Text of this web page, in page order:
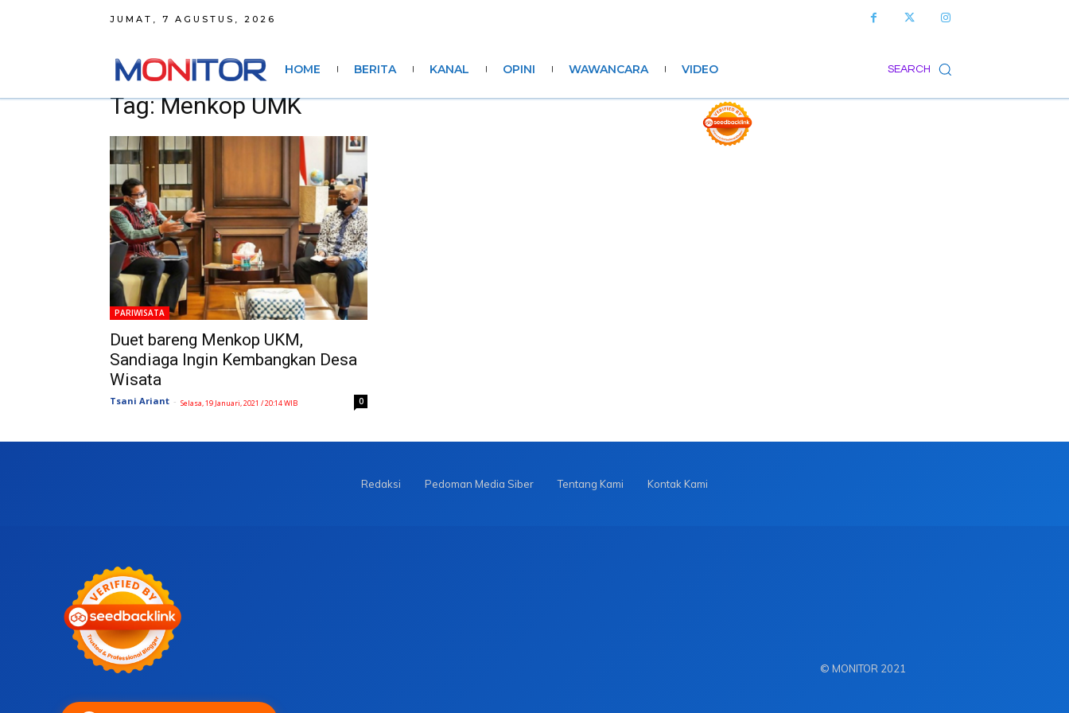
JUMAT, 7 AGUSTUS, 2026
SEARCH
HOME BERITA KANAL OPINI WAWANCARA VIDEO
Tag: Menkop UMK
PARIWISATA
Duet bareng Menkop UKM,
Sandiaga Ingin Kembangkan Desa
Wisata
Tsani Ariant - Selasa, 19 Januari, 2021 / 20:14 WIB 0
Redaksi Pedoman Media Siber Tentang Kami Kontak Kami
© MONITOR 2021